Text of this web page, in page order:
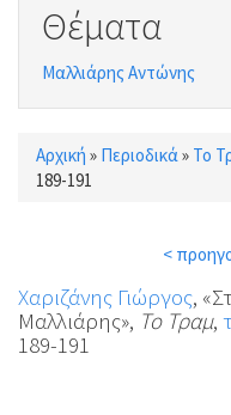
Θέματα
Μαλλιάρης Αντώνης
Είστε εδώ
Αρχική » Περιοδικά» Το
189-191
<
Χαριζάνης Γιώργος,
Μαλλιάρης», Το Τραμ,
189-191